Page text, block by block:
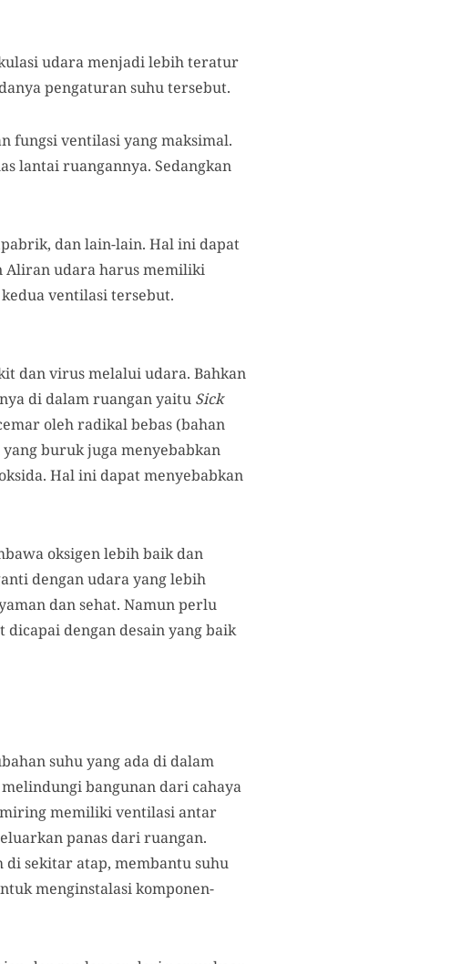
udara menjadi lebih teratur
pengaturan suhu tersebut.
fungsi ventilasi yang maksimal.
lantai ruangannya. Sedangkan
dan lain-lain. Hal ini dapat
Aliran udara harus memiliki
ventilasi tersebut.
dan virus melalui udara. Bahkan
di dalam ruangan yaitu Sick
oleh radikal bebas (bahan
buruk juga menyebabkan
Hal ini dapat menyebabkan
oksigen lebih baik dan
dengan udara yang lebih
dan sehat. Namun perlu
dengan desain yang baik
suhu yang ada di dalam
bangunan dari cahaya
memiliki ventilasi antar
panas dari ruangan.
di sekitar atap, membantu suhu
menginstalasi komponen-